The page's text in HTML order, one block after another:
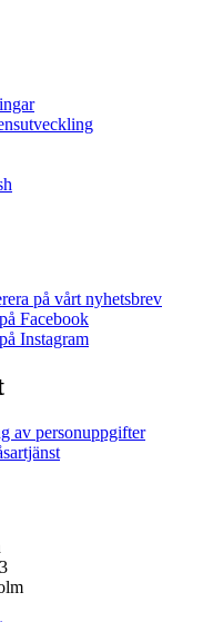
på vårt nyhetsbrev
Facebook
Instagram
av personuppgifter